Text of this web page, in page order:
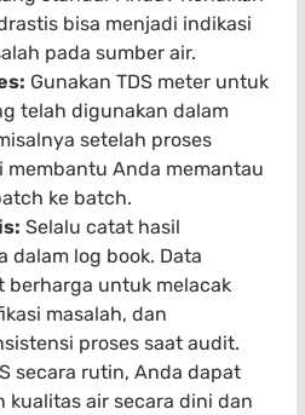
bisa menjadi indikasi
pada sumber air.
Gunakan TDS meter untuk
telah digunakan dalam
setelah proses
membantu Anda memantau
ke batch.
Selalu catat hasil
dalam log book. Data
berharga untuk melacak
masalah, dan
proses saat audit.
secara rutin, Anda dapat
kualitas air secara dini dan